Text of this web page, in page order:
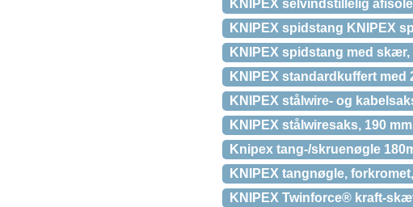
KNIPEX selvindstillelig
KNIPEX spidstang KNIPEX
KNIPEX spidstang med skær,
KNIPEX standardkuffert med
KNIPEX stålwire- og
KNIPEX stålwiresaks, 190
Knipex tang-/skruenøgle
KNIPEX tangnøgle,
KNIPEX Twinforce® kraft-